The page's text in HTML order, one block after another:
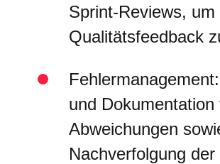
Sprint-Reviews, um
Qualitätsfeedback
und Dokumentation
Abweichungen
Nachverfolgung der